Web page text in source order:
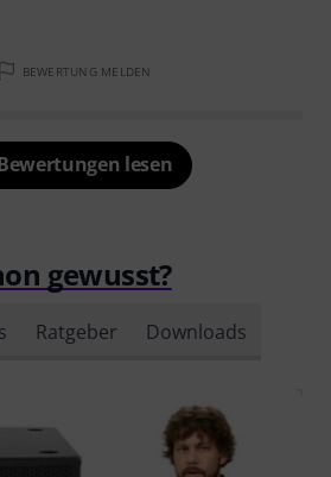
BEWERTUNG MELDEN
lesen
gewusst?
Ratgeber Downloads